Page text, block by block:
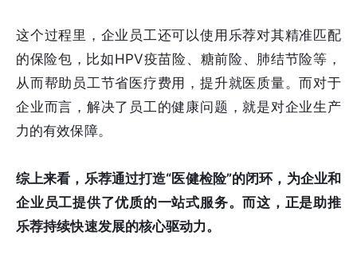
这个过程里，企业员工还可以使用乐荐对其精准匹配
的保险包，比如HPV疫苗险、糖前险、肺结节险等，
从而帮助员工节省医疗费用，提升就医质量。而对于
企业而言，解决了员工的健康问题，就是对企业生产
力的有效保障。
综上来看，乐荐通过打造“医健检险”的闭环，为企业和
企业员工提供了优质的一站式服务。而这，正是助推
乐荐持续快速发展的核心驱动力。